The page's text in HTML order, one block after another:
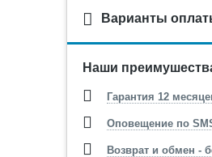
Варианты
Наши
Гарантия 12
Оповещение по
Возврат и обмен -